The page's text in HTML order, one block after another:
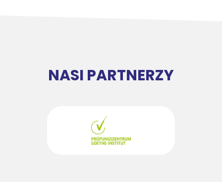
NASI PARTNERZY